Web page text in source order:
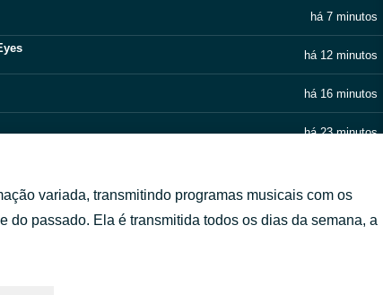
há 7 minutos
há 12 minutos
há 16 minutos
há 23 minutos
variada, transmitindo programas musicais com os
do passado. Ela é transmitida todos os dias da semana, a